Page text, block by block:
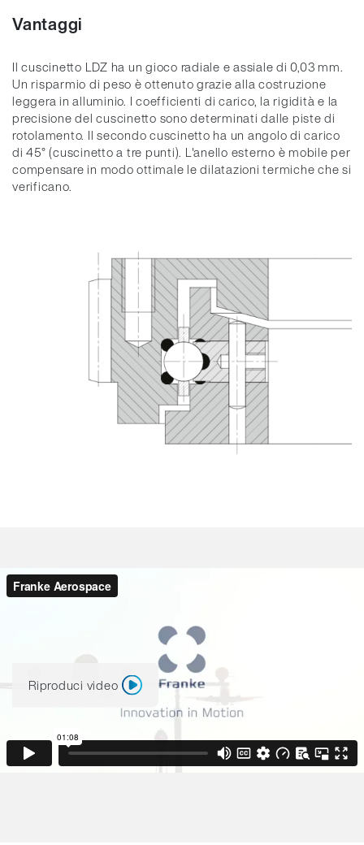
Vantaggi
Il cuscinetto LDZ ha un gioco radiale e assiale di 0,03 mm.
Un risparmio di peso è ottenuto grazie alla costruzione
leggera in alluminio. I coefficienti di carico, la rigidità e la
precisione del cuscinetto sono determinati dalle piste di
rotolamento. Il secondo cuscinetto ha un angolo di carico
di 45° (cuscinetto a tre punti). L'anello esterno è mobile per
compensare in modo ottimale le dilatazioni termiche che si
verificano.
Riproduci video